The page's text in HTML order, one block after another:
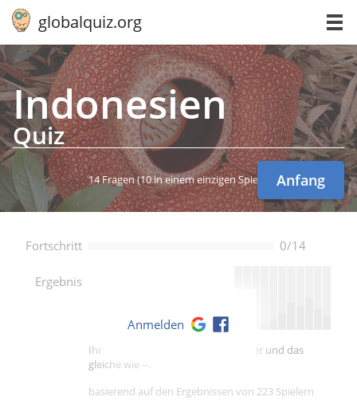
globalquiz.org
In­do­ne­si­en
Quiz
14 Fragen(10 in einem einzigen Spiel) Anfang
Fortschritt 0/14
Ergebnis
Ihre Punktzahl ist besser als -- Spieler und das
gleiche wie --.
basierend auf den Ergebnissen von 223 Spielern
Anmelden